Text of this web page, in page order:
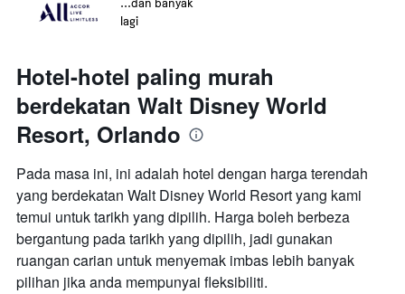
lagi
Hotel-hotel paling murah
berdekatan Walt Disney World
Resort, Orlando
Pada masa ini, ini adalah hotel dengan harga terendah
yang berdekatan Walt Disney World Resort yang kami
temui untuk tarikh yang dipilih. Harga boleh berbeza
bergantung pada tarikh yang dipilih, jadi gunakan
ruangan carian untuk menyemak imbas lebih banyak
pilihan jika anda mempunyai fleksibiliti.